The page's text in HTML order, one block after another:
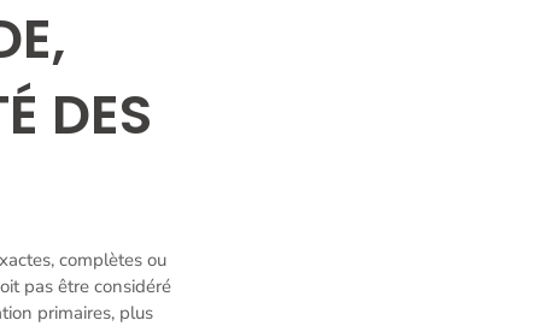
DES
complètes ou
pas être considéré
primaires, plus